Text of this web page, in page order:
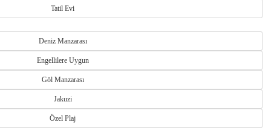
ve modern marina bölgesiyle de öne çıkar.
villalar ve muhafazakâr villa seçenekleri bulunmaktadır.
Tatil Evi
Deniz Manzarası
Engellilere Uygun
Göl Manzarası
Jakuzi
Özel Plaj